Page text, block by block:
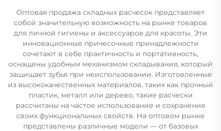
Оптовая продажа складных расчесок представляет
собой значительную возможность на рынке товаров
для личной гигиены и аксессуаров для красоты. Эти
инновационные причесочные принадлежности
сочетают в себе практичность и портативность,
оснащены удобным механизмом складывания, который
защищает зубья при неиспользовании. Изготовленные
из высококачественных материалов, таких как прочный
пластик, металл или дерево, такие расчески
рассчитаны на частое использование и сохранение
своих функциональных свойств. На оптовом рынке
представлены различные модели — от базовых